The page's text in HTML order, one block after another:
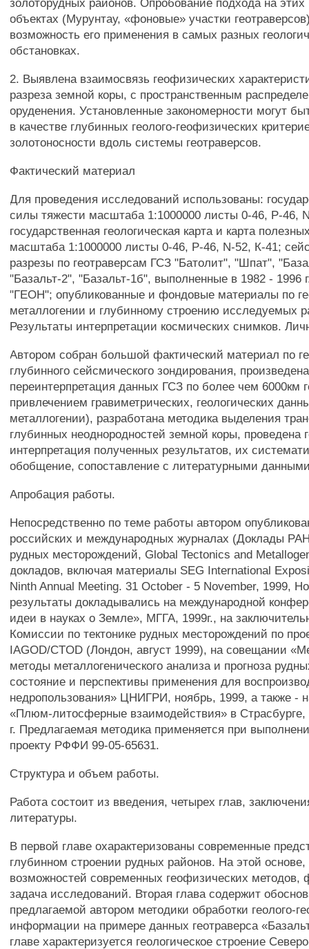
золоторудных районов. Опробование подхода на этих
объектах (Мурунтау, «фоновые» участки
возможность его применения в самых разных
обстановках.
2. Выявлена взаимосвязь геофизических
разреза земной коры, с пространственным
оруденения. Установленные закономерности могут
в качестве глубинных геолого-геофизических
золотоносности вдоль системы геотраверсов.
Фактический материал
Для проведения исследований использованы:
силы тяжести масштаба 1:1000000 листы 0-46, Р-46,
государственная геологическая карта и карта
масштаба 1:1000000 листы 0-46, Р-46, N-52, К-41;
разрезы по геотраверсам ГСЗ "Батолит", "Шпат",
"Базальт-2", "Базальт-1б", выполненные в 1982 - 1996
"ГЕОН"; опубликованные и фондовые материалы по
металлогении и глубинному строению исследуемых
Результаты интерпретации космических снимков.
Автором собран большой фактический материал по
глубинного сейсмического зондирования,
переинтерпретация данных ГСЗ по более чем 6000км
привлечением гравиметрических, геологических
металлогении), разработана методика выделения
глубинных неоднородностей земной коры, проведена
интерпретация полученных результатов, их
обобщение, сопоставление с литературными
Апробация работы.
Непосредственно по теме работы автором
российских и международных журналах (Доклады
рудных месторождений, Global Tectonics and
докладов, включая материалы SEG International
Ninth Annual Meeting. 31 October - 5 November, 1999,
результаты докладывались на международной
идеи в науках о Земле», МГГА, 1999г., на
Комиссии по тектонике рудных месторождений по
IAGOD/CTOD (Лондон, август 1999), на совещании
методы металлогенического анализа и прогноза
состояние и перспективы применения для
недропользования» ЦНИГРИ, ноябрь, 1999, а также -
«Плюм-литосферные взаимодействия» в Страсбурге,
г. Предлагаемая методика применяется при
проекту РФФИ 99-05-65631.
Структура и объем работы.
Работа состоит из введения, четырех глав,
литературы.
В первой главе охарактеризованы современные
глубинном строении рудных районов. На этой основе,
возможностей современных геофизических методов,
задача исследований. Вторая глава содержит
предлагаемой автором методики обработки геолого-
информации на примере данных геотраверса
главе характеризуется геологическое строение